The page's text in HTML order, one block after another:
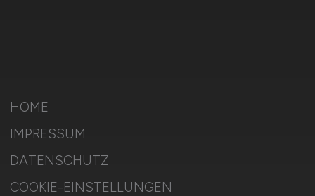
HOME
IMPRESSUM
DATENSCHUTZ
COOKIE-EINSTELLUNGEN